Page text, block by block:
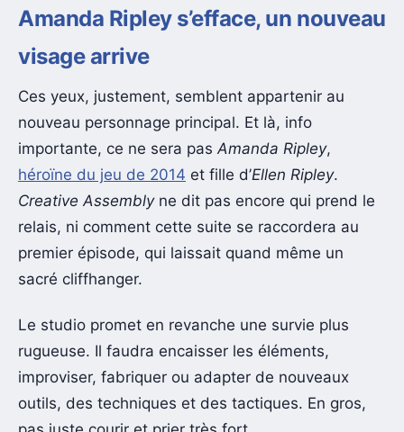
Amanda Ripley s’efface, un nouveau
visage arrive
Ces yeux, justement, semblent appartenir au
nouveau personnage principal. Et là, info
importante, ce ne sera pas Amanda Ripley,
héroïne du jeu de 2014 et fille d’Ellen Ripley.
Creative Assemblyne dit pas encore qui prend le
relais, ni comment cette suite se raccordera au
premier épisode, qui laissait quand même un
sacré cliffhanger.
Le studio promet en revanche une survie plus
rugueuse. Il faudra encaisser les éléments,
improviser, fabriquer ou adapter de nouveaux
outils, des techniques et des tactiques. En gros,